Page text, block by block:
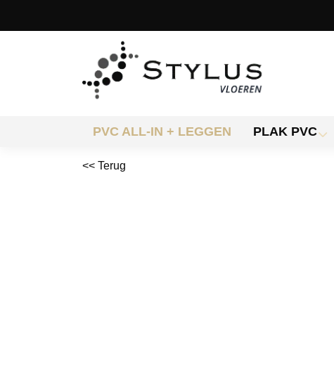
PVC ALL-IN + LEGGEN PLAK PVC
<< Terug